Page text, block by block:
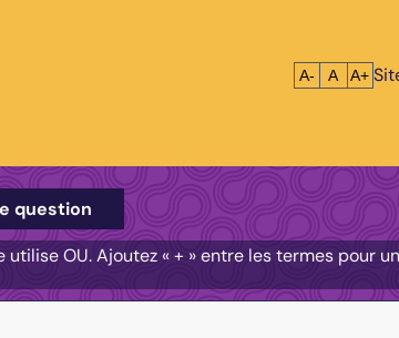
Réduire le
A- A A+
question
OU. Ajoutez « + » entre les termes pour